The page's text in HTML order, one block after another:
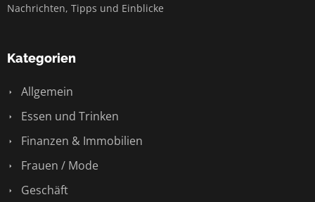
Nachrichten, Tipps und Einblicke
Kategorien
Allgemein
Essen und Trinken
Finanzen & Immobilien
Frauen / Mode
Geschäft